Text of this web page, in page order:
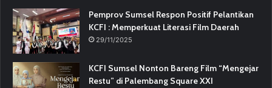
Pemprov Sumsel Respon Positif Pelantikan
KCFI : Memperkuat Literasi Film Daerah
29/11/2025
KCFI Sumsel Nonton Bareng Film “Mengejar
Restu” di Palembang Square XXI